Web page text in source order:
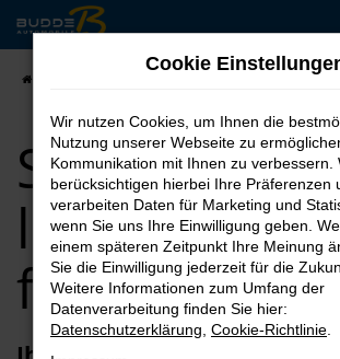
Zum
Hauptinhalt
springen
Seat kaufen, leasen oder finanzieren
Seat kaufen,
leasen oder
finanzieren
Cookie
Wir nutzen Cookies, um Ihnen die
Nutzung unserer Webseite zu
Kommunikation mit Ihnen zu verbessern.
berücksichtigen hierbei Ihre Präferenzen
verarbeiten Daten für Marketing und
wenn Sie uns Ihre Einwilligung geben.
einem späteren Zeitpunkt Ihre Meinung
Sie die Einwilligung jederzeit für die
Weitere Informationen zum Umfang der
Datenverarbeitung finden Sie hier:
Datenschutzerklärung Cookie-Richtlinie